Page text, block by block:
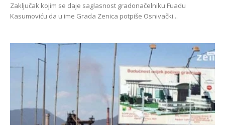
Zaključak kojim se daje saglasnost gradonačelniku Fuadu
Kasumoviću da u ime Grada Zenica potpiše Osnivački...